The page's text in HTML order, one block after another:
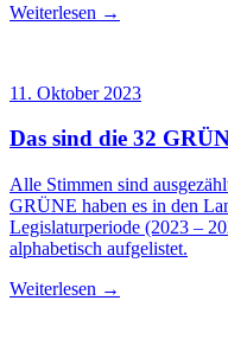
Weiterlesen →
11. Oktober 2023
Das sind die 32
Alle Stimmen sind
GRÜNE haben es in den
Legislaturperiode (2023 –
alphabetisch aufgelistet.
Weiterlesen →